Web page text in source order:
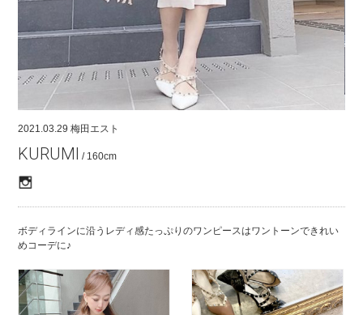
2021.03.29 梅田エスト
KURUMI / 160cm
ボディラインに沿うレディ感たっぷりのワンピースはワントーンできれい
めコーデに♪
COMPANY
RECRUIT
FOR BUSINESS PARTNER